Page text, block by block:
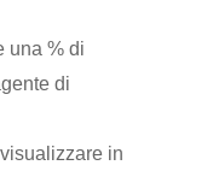
una % di
di
in